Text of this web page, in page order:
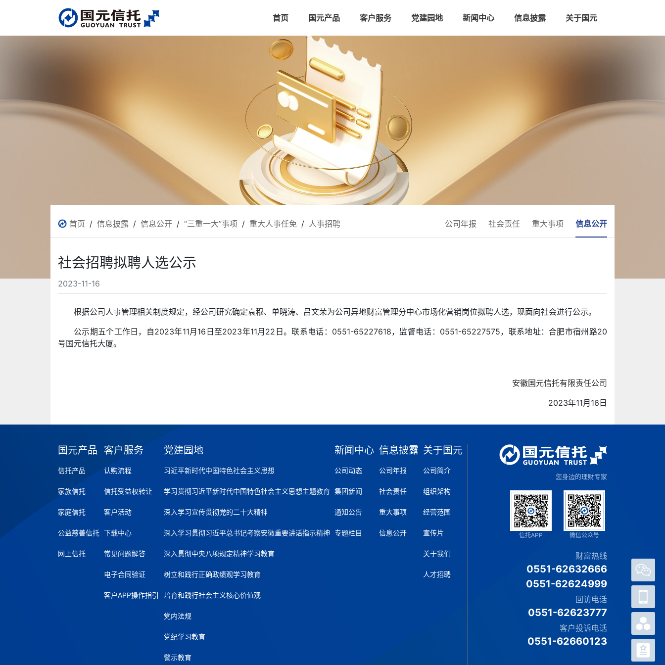
首页 国元产品 客户服务 党建园地 新闻中心 信息披露 关于国元
首页 / 信息披露 / 信息公开 / “三重一大”事项 / 重大人事任免 / 人事招聘 公司年报 社会责任 重大事项 信息公开
社会招聘拟聘人选公示
2023-11-16
根据公司人事管理相关制度规定，经公司研究确定袁穆、单晓涛、吕文荣为公司异地财富管理分中心市场化营销岗位拟聘人选，现面向社会进行公示。
公示期五个工作日，自2023年11月16日至2023年11月22日。联系电话：0551-65227618，监督电话：0551-65227575，联系地址：合肥市宿州路20
号国元信托大厦。
安徽国元信托有限责任公司
2023年11月16日
官方
客户
APP
热销
产品
国元产品
信托产品
家族信托
家庭信托
公益慈善信托
网上信托
客户服务
认购流程
信托受益权转让
客户活动
下载中心
常见问题解答
电子合同验证
客户APP操作指引
党建园地
习近平新时代中国特色社会主义思想
学习贯彻习近平新时代中国特色社会主义思想主题教育
深入学习宣传贯彻党的二十大精神
深入学习贯彻习近平总书记考察安徽重要讲话指示精神
深入贯彻中央八项规定精神学习教育
树立和践行正确政绩观学习教育
培育和践行社会主义核心价值观
党内法规
党纪学习教育
警示教育
新闻中心
公司动态
集团新闻
通知公告
专题栏目
信息披露
公司年报
社会责任
重大事项
信息公开
关于国元
公司简介
组织架构
经营范围
宣传片
关于我们
人才招聘
您身边的理财专家
信托APP 微信公众号
财富热线
0551-62632666
0551-62624999
回访电话
0551-62623777
客户投诉电话
0551-62660123